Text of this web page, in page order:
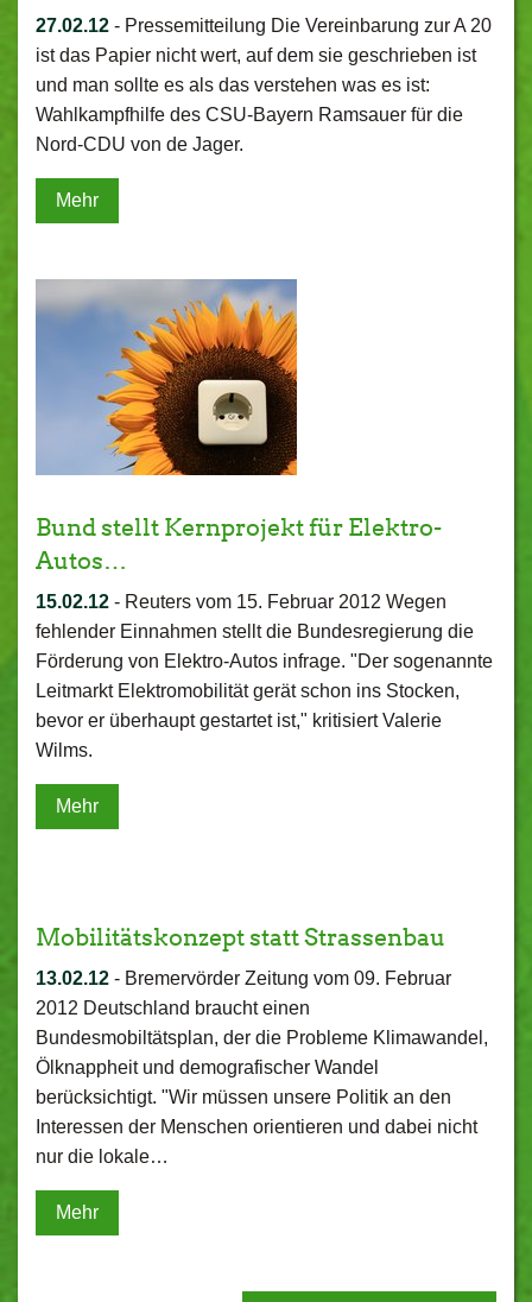
27.02.12 - Pressemitteilung Die Vereinbarung zur A 20
ist das Papier nicht wert, auf dem sie geschrieben ist
und man sollte es als das verstehen was es ist:
Wahlkampfhilfe des CSU-Bayern Ramsauer für die
Nord-CDU von de Jager.
Mehr
Bund stellt Kernprojekt für Elektro-
Autos…
15.02.12 - Reuters vom 15. Februar 2012 Wegen
fehlender Einnahmen stellt die Bundesregierung die
Förderung von Elektro-Autos infrage. "Der sogenannte
Leitmarkt Elektromobilität gerät schon ins Stocken,
bevor er überhaupt gestartet ist," kritisiert Valerie
Wilms.
Mehr
Mobilitätskonzept statt Strassenbau
13.02.12 - Bremervörder Zeitung vom 09. Februar
2012 Deutschland braucht einen
Bundesmobiltätsplan, der die Probleme Klimawandel,
Ölknappheit und demografischer Wandel
berücksichtigt. "Wir müssen unsere Politik an den
Interessen der Menschen orientieren und dabei nicht
nur die lokale…
Mehr